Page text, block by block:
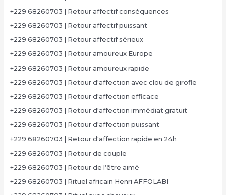
+229 68260703 | Retour affectif conséquences
+229 68260703 | Retour affectif puissant
+229 68260703 | Retour affectif sérieux
+229 68260703 | Retour amoureux Europe
+229 68260703 | Retour amoureux rapide
+229 68260703 | Retour d'affection avec clou de girofle
+229 68260703 | Retour d'affection efficace
+229 68260703 | Retour d'affection immédiat gratuit
+229 68260703 | Retour d'affection puissant
+229 68260703 | Retour d'affection rapide en 24h
+229 68260703 | Retour de couple
+229 68260703 | Retour de l’être aimé
+229 68260703 | Rituel africain Henri AFFOLABI